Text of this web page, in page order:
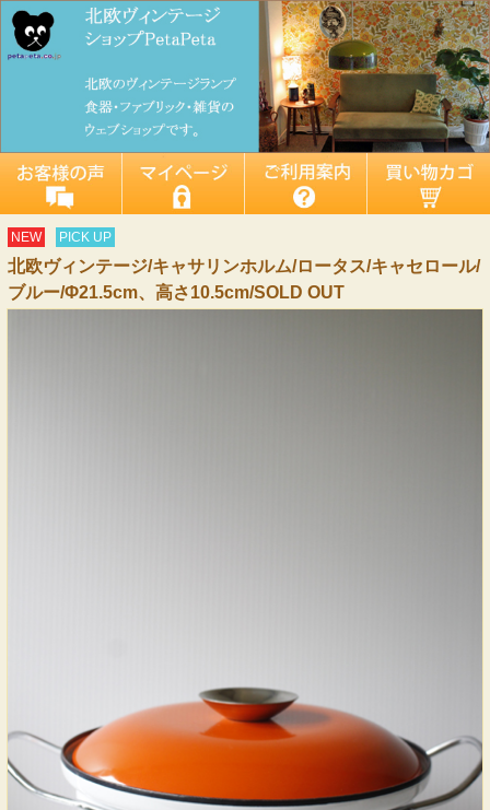
NEW PICK UP
北欧ヴィンテージ/キャサリンホルム/ロータス/キャセロール/
ブルー/Φ21.5cm、高さ10.5cm/SOLD OUT